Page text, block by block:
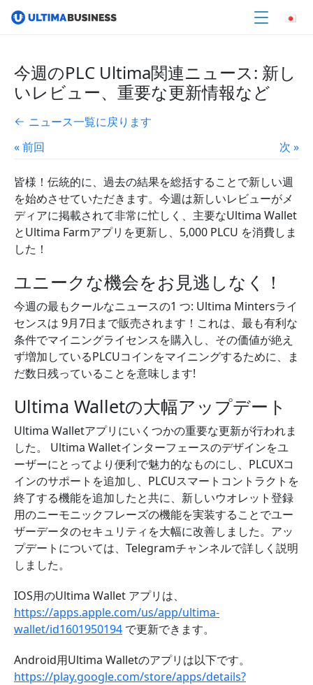
今週のPLC Ultima関連ニュース: 新し
いレビュー、重要な更新情報など
ニュース一覧に戻ります
« 前回
次 »
皆様！伝統的に、過去の結果を総括することで新しい週
を始めさせていただきます。今週は新しいレビューがメ
ディアに掲載されて非常に忙しく、主要なUltima Wallet
とUltima Farmアプリを更新し、5,000 PLCU を消費しま
した！
ユニークな機会をお見逃しなく！
今週の最もクールなニュースの1 つ: Ultima Mintersライ
センスは 9月7日まで販売されます！これは、最も有利な
条件でマイニングライセンスを購入し、その価値が絶え
ず増加しているPLCUコインをマイニングするために、ま
だ数日残っていることを意味します!
Ultima Walletの大幅アップデート
Ultima Walletアプリにいくつかの重要な更新が行われま
した。 Ultima Walletインターフェースのデザインをユ
ーザーにとってより便利で魅力的なものにし、PLCUXコ
インのサポートを追加し、PLCUスマートコントラクトを
終了する機能を追加したと共に、新しいウオレット登録
用のニーモニックフレーズの機能を実装することでユー
ザーデータのセキュリティを大幅に改善しました。アッ
プデートについては、Telegramチャンネルで詳しく説明
しました。
IOS用のUltima Wallet アプリは、
https://apps.apple.com/us/app/ultima-
wallet/id1601950194 で更新できます。
Android用Ultima Walletのアプリは以下です。
https://play.google.com/store/apps/details?